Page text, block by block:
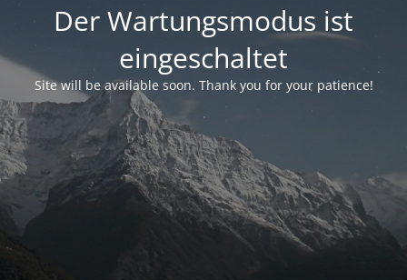
Der Wartungsmodus ist
eingeschaltet
Site will be available soon. Thank you for your patience!